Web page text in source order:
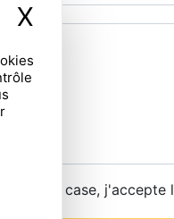
X Masquer
cette case,